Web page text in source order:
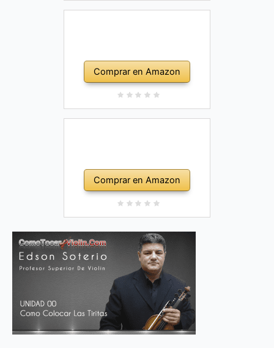
Comprar en Amazon
Comprar en Amazon